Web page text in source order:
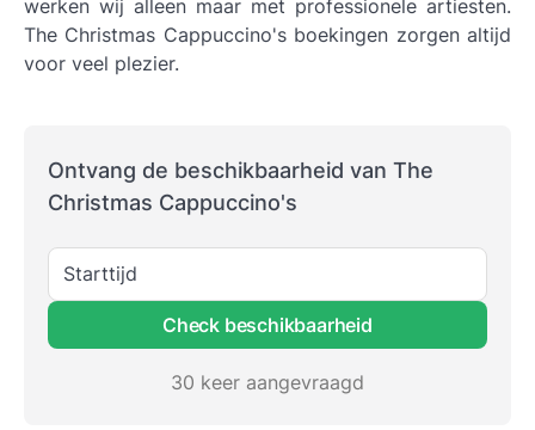
werken wij alleen maar met professionele artiesten.
The Christmas Cappuccino's boekingen zorgen altijd
voor veel plezier.
Ontvang de beschikbaarheid van The
Christmas Cappuccino's
Starttijd
Check beschikbaarheid
30 keer aangevraagd